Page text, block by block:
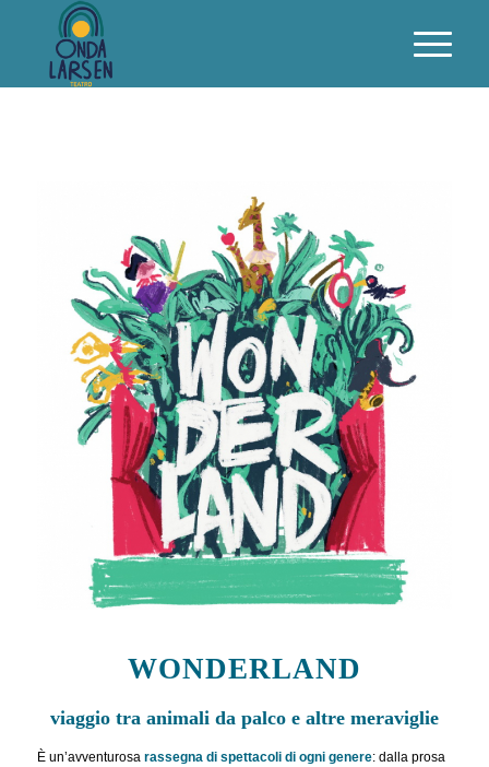
WONDERLAND
viaggio tra animali da palco e altre meraviglie
È un’avventurosarassegna di spettacoli di ogni genere: dalla prosa